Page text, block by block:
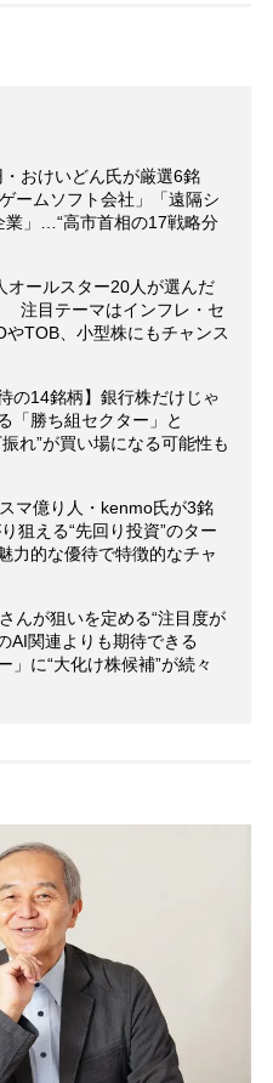
おけいどん氏が厳選6銘
ームソフト会社」「遠隔シ
業」…“高市首相の17戦略分
オールスター20人が選んだ
注目テーマはインフレ・セ
TOB、小型株にもチャンス
の14銘柄】銀行株だけじゃ
「勝ち組セクター」と
れ”が買い場になる可能性も
マ億り人・kenmo氏が3銘
狙える“先回り投資”のター
力的な優待で特徴的なチャ
んが狙いを定める“注目度が
AI関連よりも期待できる
」に“大化け株候補”が続々